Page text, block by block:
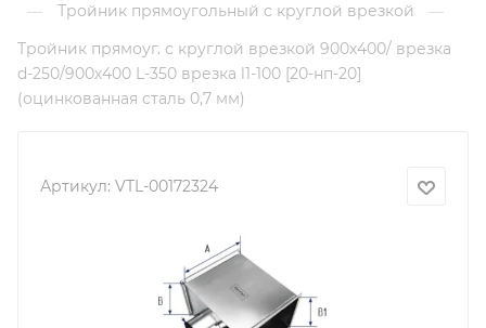
— Тройник прямоугольный с круглой врезкой
—
Тройник прямоуг. с круглой врезкой 900х400/ врезка
d-250/900х400 L-350 врезка l1-100 [20-нп-20]
(оцинкованная сталь 0,7 мм)
Артикул: VTL-00172324